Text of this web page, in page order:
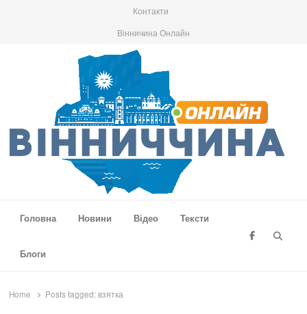
Контакти
Вінничина Онлайн
Головна
Новини Відео Тексти
Блоги
Home Posts tagged: взятка